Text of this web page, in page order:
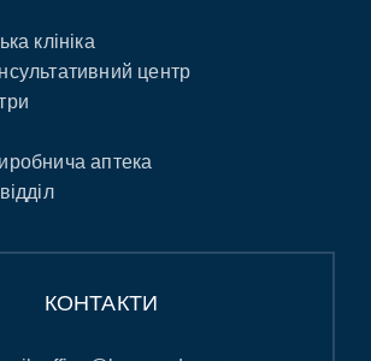
клініка
центр
аптека
КОНТАКТИ